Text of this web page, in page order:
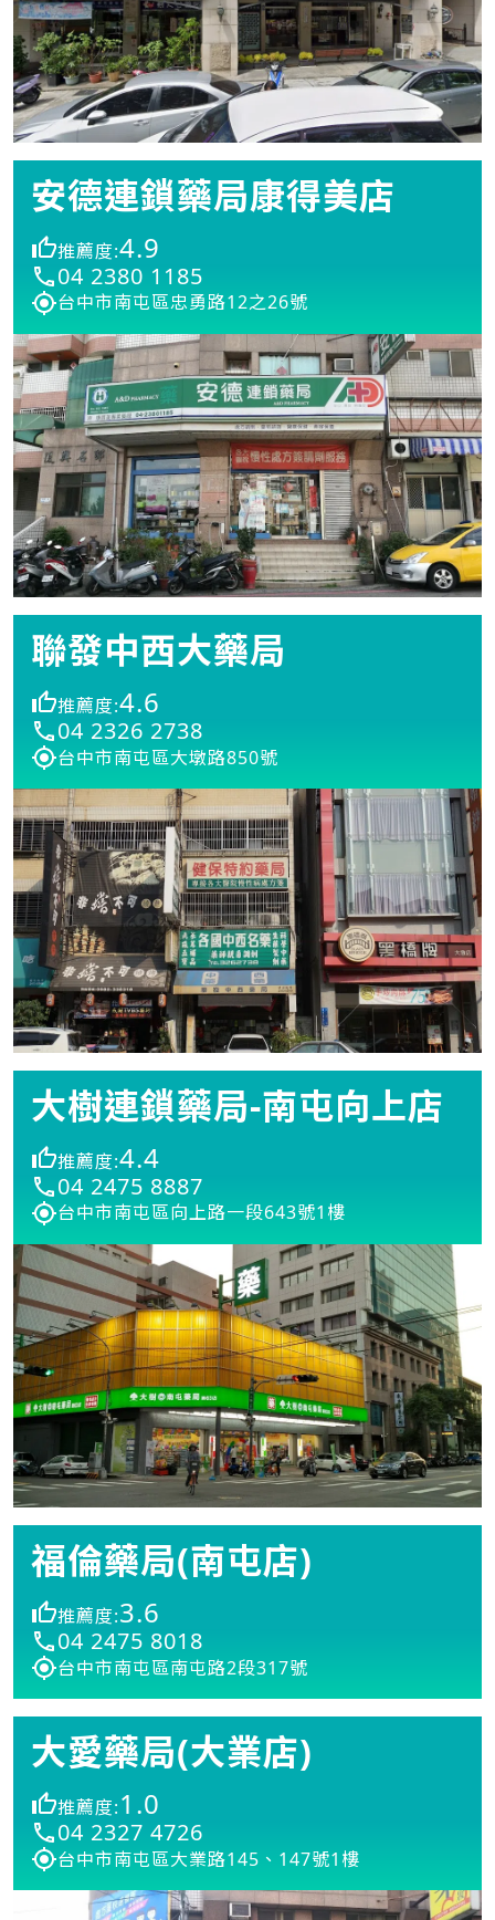
安德連鎖藥局康得美店
推薦度:4.9
04 2380 1185
台中市南屯區忠勇路12之26號
聯發中西大藥局
推薦度:4.6
04 2326 2738
台中市南屯區大墩路850號
大樹連鎖藥局-南屯向上店
推薦度:4.4
04 2475 8887
台中市南屯區向上路一段643號1樓
福倫藥局(南屯店)
推薦度:3.6
04 2475 8018
台中市南屯區南屯路2段317號
大愛藥局(大業店)
推薦度:1.0
04 2327 4726
台中市南屯區大業路145、147號1樓